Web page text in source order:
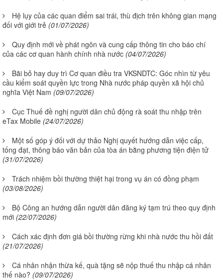
Hệ lụy của các quan điểm sai trái, thù địch trên không gian mạng
đối với giới trẻ (01/07/2026)
Quy định mới về phát ngôn và cung cấp thông tin cho báo chí
của các cơ quan hành chính nhà nước (04/07/2026)
Bãi bỏ hay duy trì Cơ quan điều tra VKSNDTC: Góc nhìn từ yêu
cầu kiểm soát quyền lực trong Nhà nước pháp quyền xã hội chủ
nghĩa Việt Nam (09/07/2026)
Cục Thuế đề nghị người dân chủ động rà soát thu nhập trên
eTax Mobile (24/07/2026)
Một số góp ý đối với dự thảo Nghị quyết hướng dẫn việc cấp,
tống đạt, thông báo văn bản của tòa án bằng phương tiện điện tử
(31/07/2026)
Trách nhiệm bồi thường thiệt hại trong vụ án có đồng phạm
(03/08/2026)
Bộ Công an hướng dẫn người dân đăng ký tạm trú theo quy định
mới (22/07/2026)
Cách xác định đơn giá bồi thường rừng khi nhà nước thu hồi đất
(21/07/2026)
Cá nhân nhận thừa kế, quà tặng sẽ nộp thuế thu nhập cá nhân
thế nào? (09/07/2026)